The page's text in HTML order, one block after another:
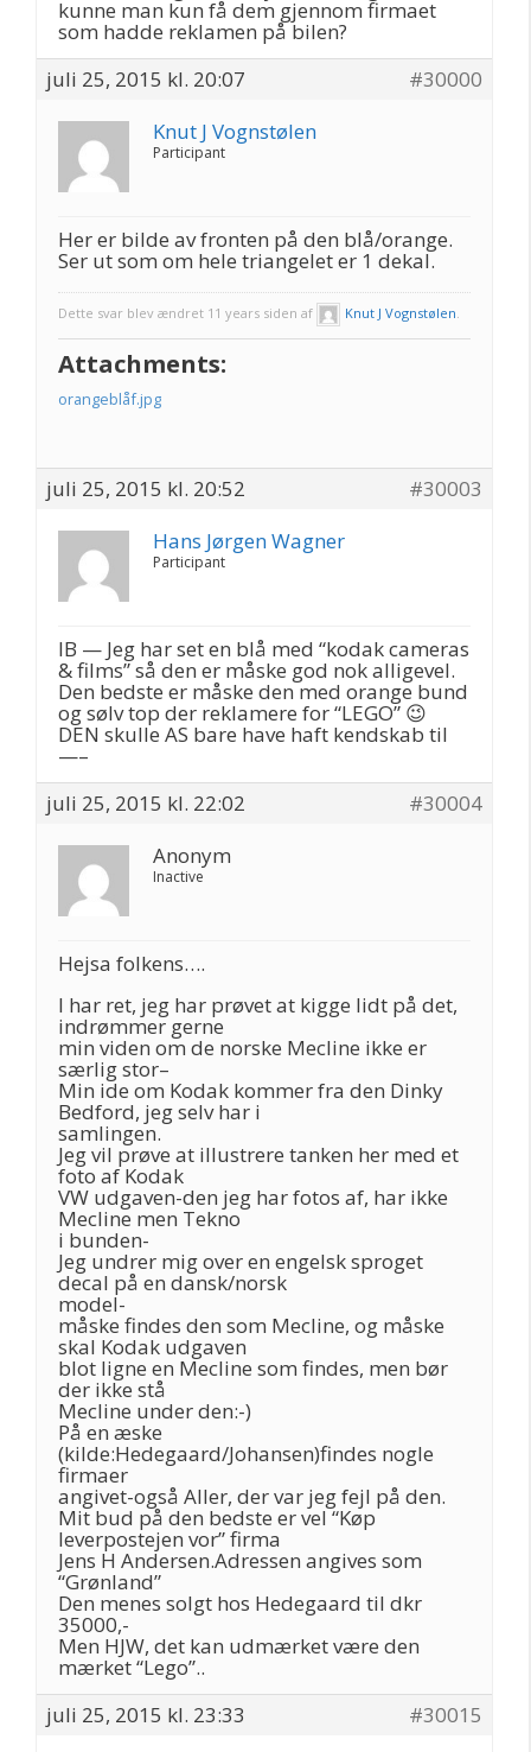
kunne man kun få dem gjennom firmaet
som hadde reklamen på bilen?
juli 25, 2015 kl. 20:07
#30000
Knut J Vognstølen
Participant
Her er bilde av fronten på den blå/orange.
Ser ut som om hele triangelet er 1 dekal.
Dette svar blev ændret 11 years siden af Knut J Vognstølen
Attachments:
orangeblåf.jpg
juli 25, 2015 kl. 20:52
#30003
Hans Jørgen Wagner
Participant
IB — Jeg har set en blå med “kodak cameras
& films” så den er måske god nok alligevel.
Den bedste er måske den med orange bund
og sølv top der reklamere for “LEGO” 😉
DEN skulle AS bare have haft kendskab til
—–
juli 25, 2015 kl. 22:02
#30004
Anonym
Inactive
Hejsa folkens….
I har ret, jeg har prøvet at kigge lidt på det,
indrømmer gerne
min viden om de norske Mecline ikke er
særlig stor–
Min ide om Kodak kommer fra den Dinky
Bedford, jeg selv har i
samlingen.
Jeg vil prøve at illustrere tanken her med et
foto af Kodak
VW udgaven-den jeg har fotos af, har ikke
Mecline men Tekno
i bunden-
Jeg undrer mig over en engelsk sproget
decal på en dansk/norsk
model-
måske findes den som Mecline, og måske
skal Kodak udgaven
blot ligne en Mecline som findes, men bør
der ikke stå
Mecline under den:-)
På en æske
(kilde:Hedegaard/Johansen)findes nogle
firmaer
angivet-også Aller, der var jeg fejl på den.
Mit bud på den bedste er vel “Køp
leverpostejen vor” firma
Jens H Andersen.Adressen angives som
“Grønland”
Den menes solgt hos Hedegaard til dkr
35000,-
Men HJW, det kan udmærket være den
mærket “Lego”..
juli 25, 2015 kl. 23:33
#30015